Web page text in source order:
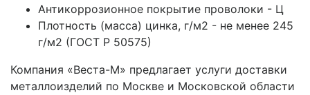
Антикоррозионное покрытие проволоки - Ц
Плотность (масса) цинка, г/м2 - не менее 245
г/м2 (ГОСТ Р 50575)
Компания «Веста-М» предлагает услуги доставки
металлоизделий по Москве и Московской области